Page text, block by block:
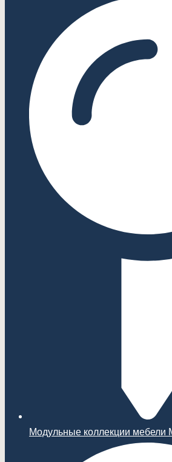
Модульные коллекции мебели